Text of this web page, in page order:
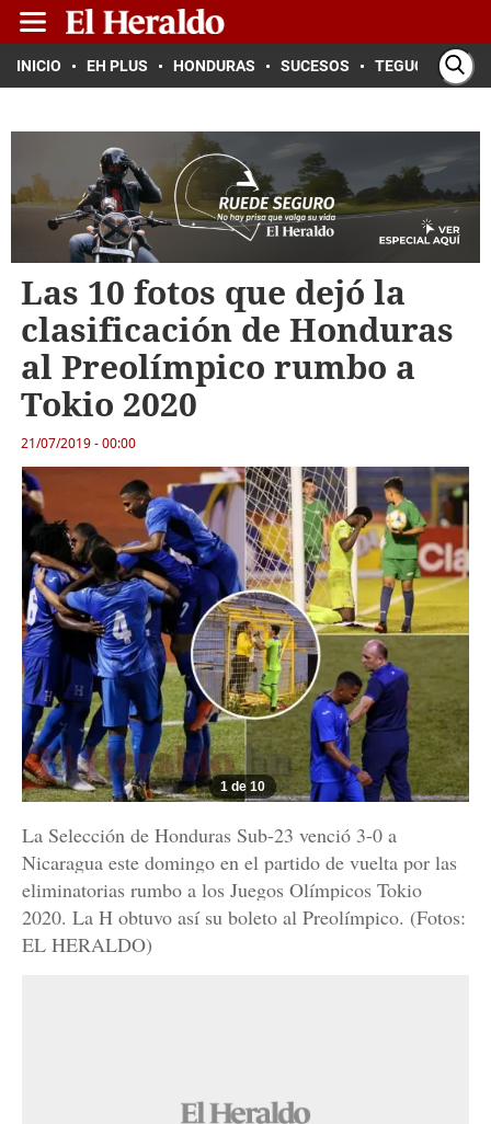
INICIO EH PLUS HONDURAS SUCESOS TEGUCIGALPA
Las 10 fotos que dejó la
clasificación de Honduras
al Preolímpico rumbo a
Tokio 2020
21/07/2019 - 00:00
1 de 10
La Selección de Honduras Sub-23 venció 3-0 a
Nicaragua este domingo en el partido de vuelta por las
eliminatorias rumbo a los Juegos Olímpicos Tokio
2020. La H obtuvo así su boleto al Preolímpico. (Fotos:
EL HERALDO)